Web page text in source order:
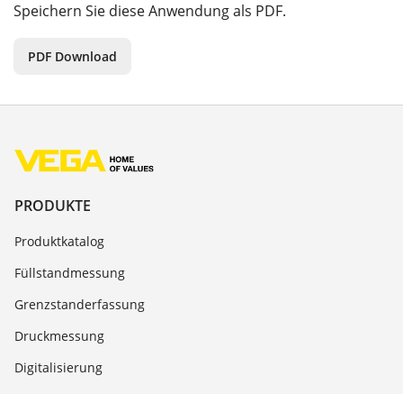
Speichern Sie diese Anwendung als PDF.
PDF Download
PRODUKTE
Produktkatalog
Füllstandmessung
Grenzstanderfassung
Druckmessung
Digitalisierung